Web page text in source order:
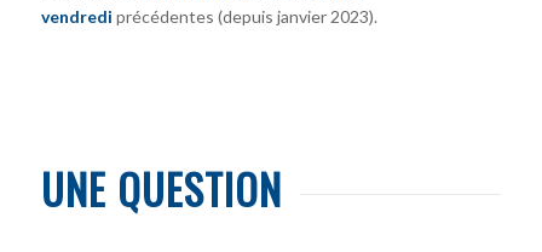
vendredi précédentes (depuis janvier 2023).
UNE QUESTION